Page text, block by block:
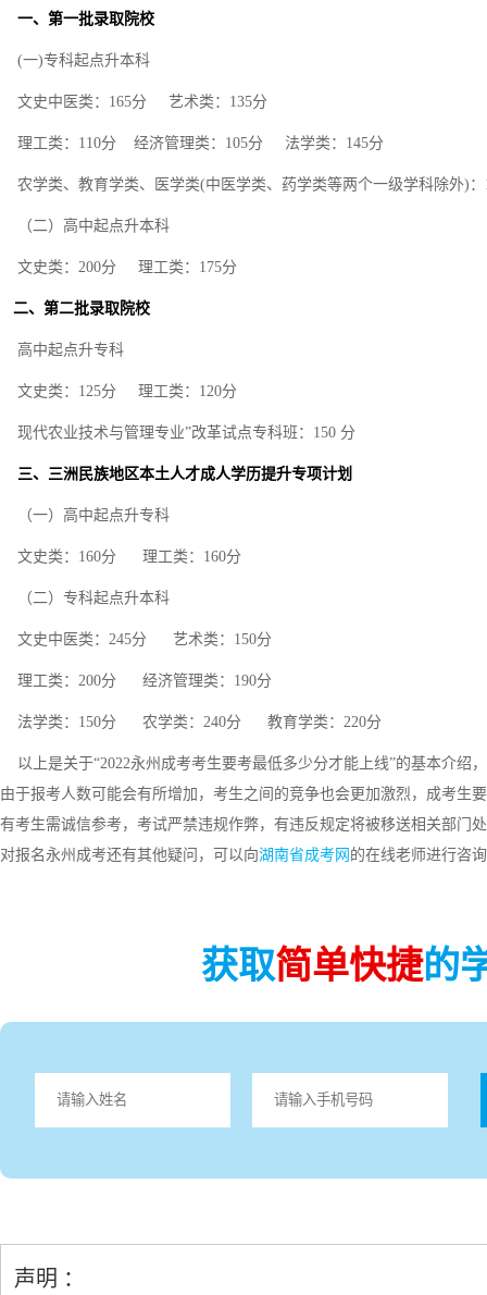
一、第一批录取院校
(一)专科起点升本科
文史中医类：165分 艺术类：135分
理工类：110分 经济管理类：105分 法学类：145分
农学类、教育学类、医学类(中医学类、药学类等两个一级学科除外)：
（二）高中起点升本科
文史类：200分 理工类：175分
二、第二批录取院校
高中起点升专科
文史类：125分 理工类：120分
现代农业技术与管理专业”改革试点专科班：150 分
三、三洲民族地区本土人才成人学历提升专项计划
（一）高中起点升专科
文史类：160分 理工类：160分
（二）专科起点升本科
文史中医类：245分 艺术类：150分
理工类：200分 经济管理类：190分
法学类：150分 农学类：240分 教育学类：220分
以上是关于“2022永州成考考生要考最低多少分才能上线”的基本介绍
由于报考人数可能会有所增加，考生之间的竞争也会更加激烈，成考生
有考生需诚信参考，考试严禁违规作弊，有违反规定将被移送相关部门
对报名永州成考还有其他疑问，可以向湖南省成考网 的在线老师进行咨
获取简单快捷的
声明 ：